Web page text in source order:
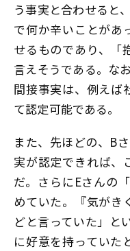
う事実と合わせると
で何か辛いことがあ
せるものであり、「
言えそうである。な
間接事実は、例えば
て認定可能である。
また、先ほどの、B
実が認定できれば、
だ。さらにEさんの
めていた。『気がき
どと言っていた」と
に好意を持っていた